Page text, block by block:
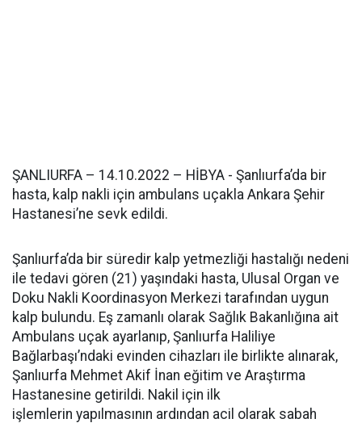
ŞANLIURFA – 14.10.2022 – HİBYA - Şanlıurfa’da bir
hasta, kalp nakli için ambulans uçakla Ankara Şehir
Hastanesi’ne sevk edildi.
Şanlıurfa’da bir süredir kalp yetmezliği hastalığı nedeni
ile tedavi gören (21) yaşındaki hasta, Ulusal Organ ve
Doku Nakli Koordinasyon Merkezi tarafından uygun
kalp bulundu. Eş zamanlı olarak Sağlık Bakanlığına ait
Ambulans uçak ayarlanıp, Şanlıurfa Haliliye
Bağlarbaşı’ndaki evinden cihazları ile birlikte alınarak,
Şanlıurfa Mehmet Akif İnan eğitim ve Araştırma
Hastanesine getirildi. Nakil için ilk
işlemlerin yapılmasının ardından acil olarak sabah